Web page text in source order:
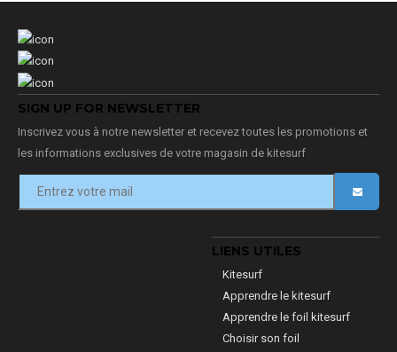
SIGN UP FOR NEWSLETTER
Inscrivez vous à notre newsletter et recevez toutes les promotions et
les informations exclusives de votre magasin de kitesurf
LIENS UTILES
Kitesurf
Apprendre le kitesurf
Apprendre le foil kitesurf
Choisir son foil